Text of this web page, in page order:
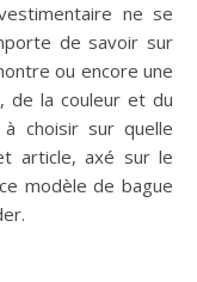
de savoir sur
ou encore une
de la couleur et du
à choisir sur quelle
article, axé sur le
modèle de bague